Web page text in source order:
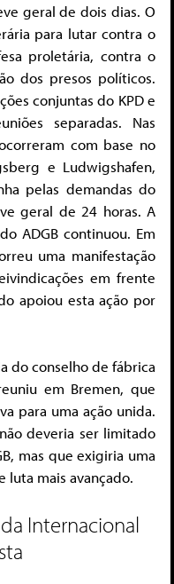
geral de dois dias. O
para lutar contra o
proletária, contra o
dos presos políticos.
conjuntas do KPD e
separadas. Nas
com base no
e Ludwigshafen,
pelas demandas do
geral de 24 horas. A
ADGB continuou. Em
uma manifestação
em frente
apoiou esta ação por
do conselho de fábrica
em Bremen, que
para uma ação unida.
deveria ser limitado
mas que exigiria uma
luta mais avançado.
Internacional